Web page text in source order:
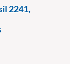
2241,